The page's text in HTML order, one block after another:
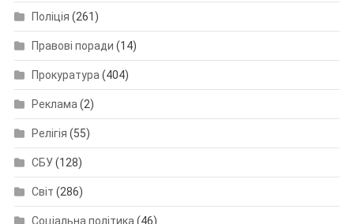
Поліція (261)
Правові поради (14)
Прокуратура(404)
Реклама(2)
Релігія (55)
СБУ(128)
Світ (286)
Соціальна політика(46)